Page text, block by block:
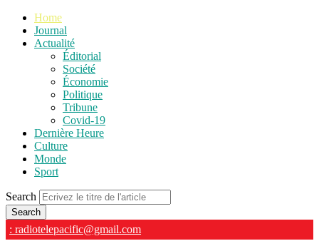
Home
Journal
Actualité
Éditorial
Société
Économie
Politique
Tribune
Covid-19
Dernière Heure
Culture
Monde
Sport
Search
: radiotelepacific@gmail.com